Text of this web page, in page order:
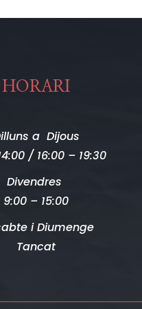
HORARI
a Dijous
/ 16:00 – 19:30
Divendres
9:00 – 15:00
i Diumenge
Tancat